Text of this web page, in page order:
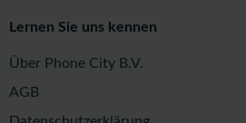
Lernen Sie uns kennen
Über Phone City B.V.
AGB